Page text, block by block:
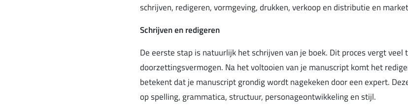
schrijven, redigeren, vormgeving, drukken, verkoop en distributie en
Schrijven en redigeren
De eerste stap is natuurlijk het schrijven van je boek. Dit proces vergt veel
doorzettingsvermogen. Na het voltooien van je manuscript komt het
betekent dat je manuscript grondig wordt nagekeken door een expert.
op spelling, grammatica, structuur, personageontwikkeling en stijl.